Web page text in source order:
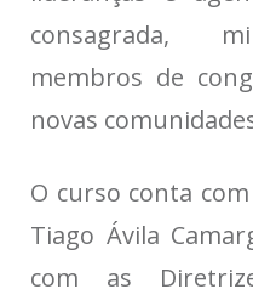
consagrada,
membros de
novas
O curso conta
Tiago Ávila
com as